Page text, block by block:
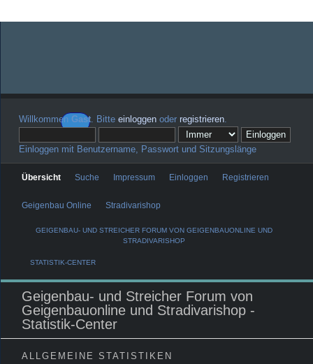
Willkommen Gast. Bitte einloggen oder registrieren.
Einloggen mit Benutzername, Passwort und Sitzungslänge
Übersicht Suche Impressum Einloggen Registrieren
Geigenbau Online Stradivarishop
GEIGENBAU- UND STREICHER FORUM VON GEIGENBAUONLINE UND
STRADIVARISHOP
STATISTIK-CENTER
Geigenbau- und Streicher Forum von
Geigenbauonline und Stradivarishop -
Statistik-Center
ALLGEMEINE STATISTIKEN